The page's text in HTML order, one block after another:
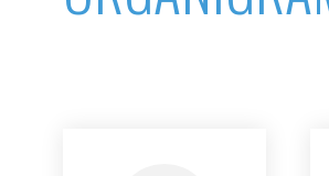
des activités OUI NON